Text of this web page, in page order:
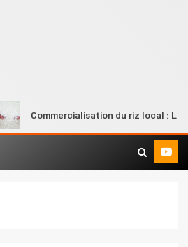
Commercialisation du riz local : Le